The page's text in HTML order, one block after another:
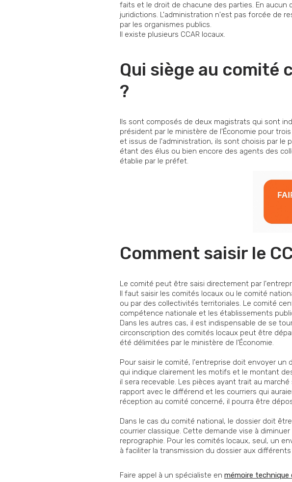
faits et le droit de chacune des parties. En
juridictions. L'administration n'est pas forcée de
par les organismes publics.
Il existe plusieurs CCAR locaux.
Qui siège au comité
?
Ils sont composés de deux magistrats qui sont
président par le ministère de l'Économie pour
et issus de l'administration, ils sont choisis par
étant des élus ou bien encore des agents des
établie par le préfet.
Comment saisir le
Le comité peut être saisi directement par
Il faut saisir les comités locaux ou le comité
ou par des collectivités territoriales. Le comité
compétence nationale et les établissements
Dans les autres cas, il est indispensable de se
circonscription des comités locaux peut être
été délimitées par le ministère de l'Économie.
Pour saisir le comité, l'entreprise doit envoyer
qui indique clairement les motifs et le montant
il sera recevable. Les pièces ayant trait au
rapport avec le différend et les courriers qui
réception au comité concerné, il pourra être
Dans le cas du comité national, le dossier doit
courrier classique. Cette demande vise à
reprographie. Pour les comités locaux, seul, un
à faciliter la transmission du dossier aux
Faire appel à un spécialiste en mémoire technique